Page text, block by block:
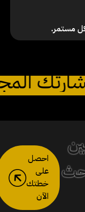
مستمر.
احصل
على
خطتك
الآن